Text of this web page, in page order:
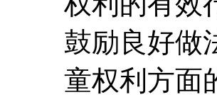
鼓励良好做
童权利方面